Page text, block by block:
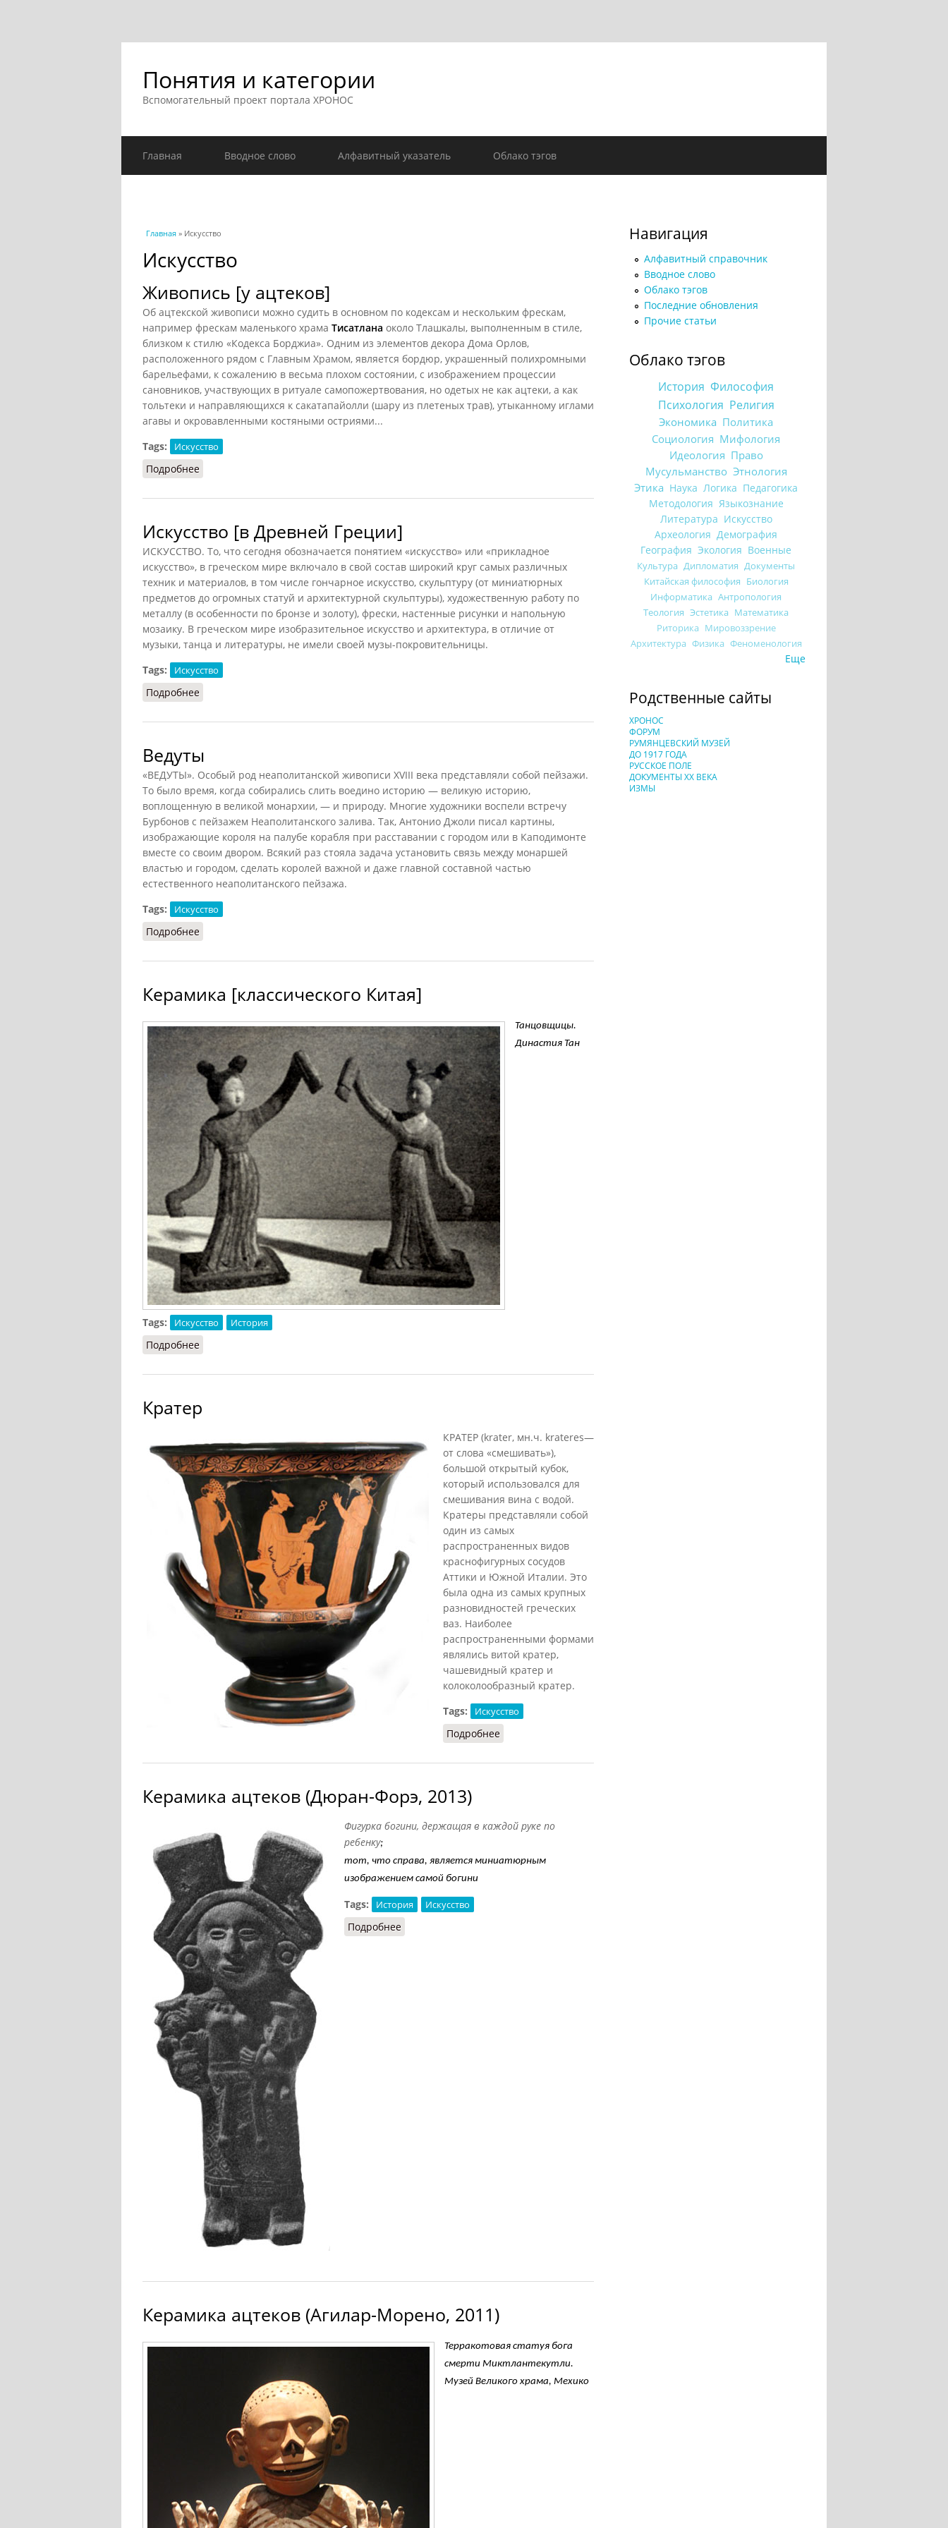
Понятия и категории
Вспомогательный проект портала ХРОНОС
Главная Вводное слово Алфавитный указатель Облако тэгов
Вы здесь
Главная » Искусство
Искусство
Живопись [у ацтеков]
Об ацтекской живописи можно судить в основном по кодексам и нескольким фрескам,
например фрескам маленького храма Тисатлана около Тлашкалы, выполненным в стиле,
близком к стилю «Кодекса Борджиа». Одним из элементов декора Дома Орлов,
расположенного рядом с Главным Храмом, является бордюр, украшенный полихромными
барельефами, к сожалению в весьма плохом состоянии, с изображением процессии
сановников, участвующих в ритуале самопожертвования, но одетых не как ацтеки, а как
тольтеки и направляющихся к сакатапайолли (шару из плетеных трав), утыканному иглами
агавы и окровавленными костяными остриями...
Tags:
Искусство
Подробнее
Искусство [в Древней Греции]
ИСКУССТВО. То, что сегодня обозначается понятием «искусство» или «прикладное
искусство», в греческом мире включало в свой состав широкий круг самых различных
техник и материалов, в том числе гончарное искусство, скульптуру (от миниатюрных
предметов до огромных статуй и архитектурной скульптуры), художественную работу по
металлу (в особенности по бронзе и золоту), фрески, настенные рисунки и напольную
мозаику. В греческом мире изобразительное искусство и архитектура, в отличие от
музыки, танца и литературы, не имели своей музы-покровительницы.
Tags:
Искусство
Подробнее
Ведуты
«ВЕДУТЫ». Особый род неаполитанской живописи XVIII века представляли собой пейзажи.
То было время, когда собирались слить воедино историю — великую историю,
воплощенную в великой монархии, — и природу. Многие художники воспели встречу
Бурбонов с пейзажем Неаполитанского залива. Так, Антонио Джоли писал картины,
изображающие короля на палубе корабля при расставании с городом или в Каподимонте
вместе со своим двором. Всякий раз стояла задача установить связь между монаршей
властью и городом, сделать королей важной и даже главной составной частью
естественного неаполитанского пейзажа.
Tags:
Искусство
Подробнее
Керамика [классического Китая]
Танцовщицы.
Династия Тан
Tags: Искусство История
Подробнее
Кратер
КРАТЕР (krater, мн.ч. krateres—
от слова «смешивать»),
большой открытый кубок,
который использовался для
смешивания вина с водой.
Кратеры представляли собой
один из самых
распространенных видов
краснофигурных сосудов
Аттики и Южной Италии. Это
была одна из самых крупных
разновидностей греческих
ваз. Наиболее
распространенными формами
являлись витой кратер,
чашевидный кратер и
колоколообразный кратер.
Tags:
Искусство
Подробнее
Керамика ацтеков (Дюран-Форэ, 2013)
Фигурка богини, держащая в каждой руке по
ребенку;
тот, что справа, является миниатюрным
изображением самой богини
Tags: История Искусство
Подробнее
Керамика ацтеков (Агилар-Морено, 2011)
Терракотовая статуя бога
смерти Миктлантекутли.
Музей Великого храма, Мехико
Навигация
Алфавитный справочник
Вводное слово
Облако тэгов
Последние обновления
Прочие статьи
Облако тэгов
История Философия
Психология Религия
Экономика Политика
Социология Мифология
Идеология Право
Мусульманство Этнология
Этика Наука Логика Педагогика
Методология Языкознание
Литература Искусство
Археология Демография
География Экология Военные
Культура Дипломатия Документы
Китайская философия Биология
Информатика Антропология
Теология Эстетика Математика
Риторика Мировоззрение
Архитектура Физика Феноменология
Еще
Родственные сайты
ХРОНОС
ФОРУМ
РУМЯНЦЕВСКИЙ МУЗЕЙ
ДО 1917 ГОДА
РУССКОЕ ПОЛЕ
ДОКУМЕНТЫ XX ВЕКА
ИЗМЫ